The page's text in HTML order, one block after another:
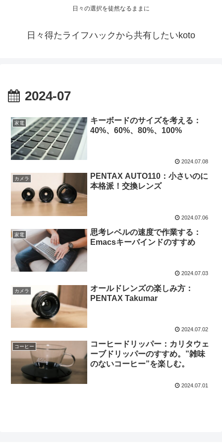
日々の選択を徒然なるままに
日々得たライフハックから共有したいkoto
2024-07
家電
キーボードのサイズを考える：
40%、60%、80%、100%
2024.07.08
カメラ
PENTAX AUTO110：小さいのに
本格派！交換レンズ
2024.07.06
家電
思考レベルの速度で作業する：
Emacsキーバインドのすすめ
2024.07.03
カメラ
オールドレンズの楽しみ方：
PENTAX Takumar
2024.07.02
コーヒー
コーヒードリッパー：カリタウェ
ーブドリッパーのすすめ。”雑味
のないコーヒー”を楽しむ。
2024.07.01